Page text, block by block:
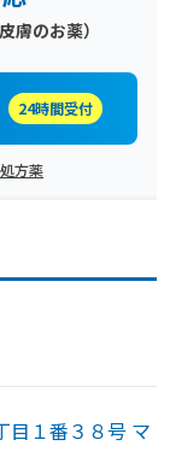
膚のお薬）
24時間受付
方薬
目１番３８号 マ